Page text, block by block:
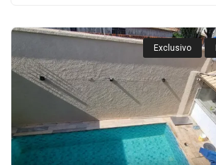
Exclusivo